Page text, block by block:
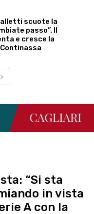
scuote la
passo”. Il
e cresce la